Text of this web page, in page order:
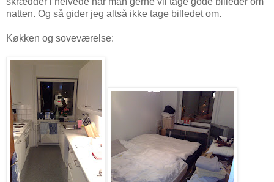
natten. Og så gider jeg altså ikke tage billedet om.
Køkken og soveværelse: